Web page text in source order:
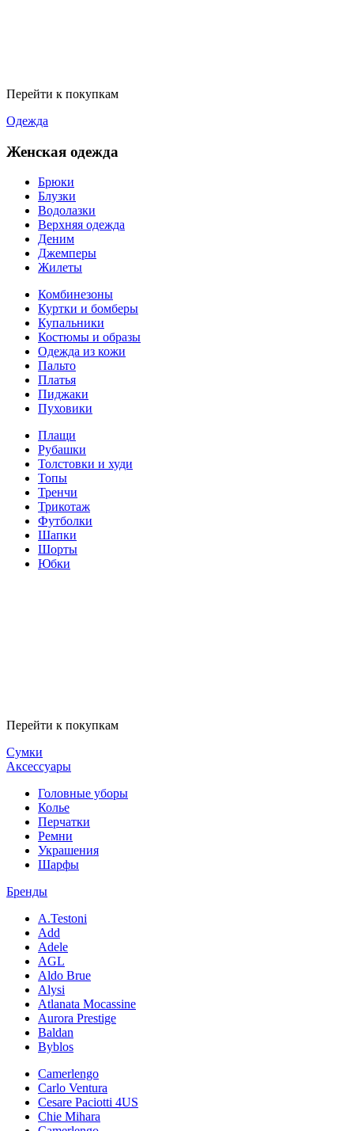
Перейти к покупкам
Одежда
Женская одежда
Брюки
Блузки
Водолазки
Верхняя одежда
Деним
Джемперы
Жилеты
Комбинезоны
Куртки и бомберы
Купальники
Костюмы и образы
Одежда из кожи
Пальто
Платья
Пиджаки
Пуховики
Плащи
Рубашки
Толстовки и худи
Топы
Тренчи
Трикотаж
Футболки
Шапки
Шорты
Юбки
Перейти к покупкам
Сумки
Аксессуары
Головные уборы
Колье
Перчатки
Ремни
Украшения
Шарфы
Бренды
A.Testoni
Add
Adele
AGL
Aldo Brue
Alysi
Atlanata Mocassine
Aurora Prestige
Baldan
Byblos
Camerlengo
Carlo Ventura
Cesare Paciotti 4US
Chie Mihara